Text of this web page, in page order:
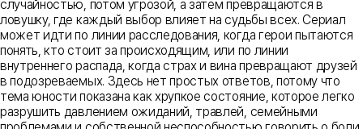
случайностью, потом угрозой, а затем превращаются в
ловушку, где каждый выбор влияет на судьбы всех. Сериал
может идти по линии расследования, когда герои пытаются
понять, кто стоит за происходящим, или по линии
внутреннего распада, когда страх и вина превращают друзей
в подозреваемых. Здесь нет простых ответов, потому что
тема юности показана как хрупкое состояние, которое легко
разрушить давлением ожиданий, травлей, семейными